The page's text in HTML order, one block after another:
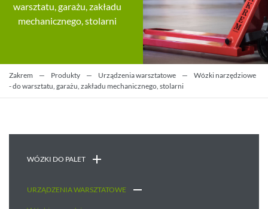
warsztatu, garażu, zakładu
mechanicznego, stolarni
Zakrem — Produkty — Urządzenia warsztatowe —
Wózki narzędziowe
- do warsztatu, garażu, zakładu mechanicznego, stolarni
WÓZKI DO PALET
URZĄDZENIA WARSZTATOWE